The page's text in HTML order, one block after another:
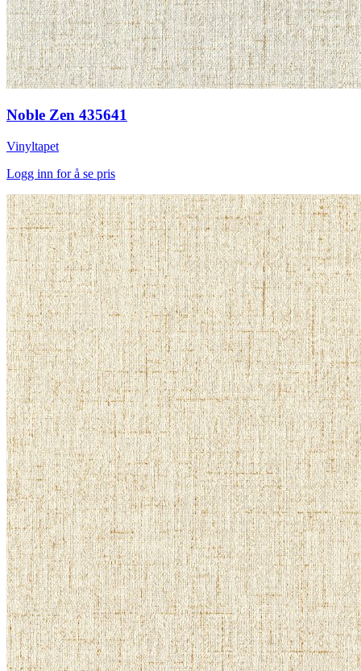
Noble Zen 435641
Vinyltapet
Logg inn for å se pris